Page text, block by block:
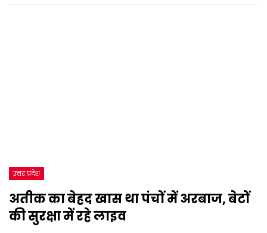
उत्तर प्रदेश
अतीक का बेहद खास था पंचों में अरबाज, बेटों
की सुरक्षा में रहे लाइव